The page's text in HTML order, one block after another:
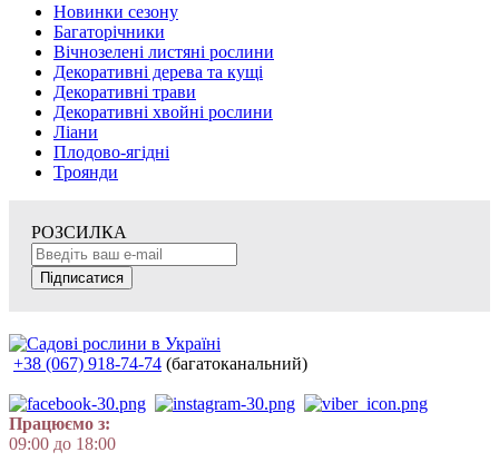
Новинки сезону
Багаторічники
Вічнозелені листяні рослини
Декоративні дерева та кущі
Декоративні трави
Декоративні хвойні рослини
Ліани
Плодово-ягідні
Троянди
РОЗСИЛКА
Підписатися
+38 (067) 918-74-74 (багатоканальний)
Працюємо з:
09:00 до 18:00